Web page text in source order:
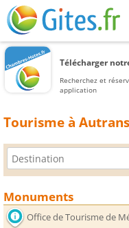
Télécharger
Recherchez et
application
Tourisme à Autrans
Monuments
Office de Tourisme de